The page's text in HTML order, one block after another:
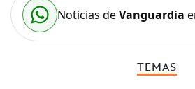
Noticias deVanguardia
TEMAS